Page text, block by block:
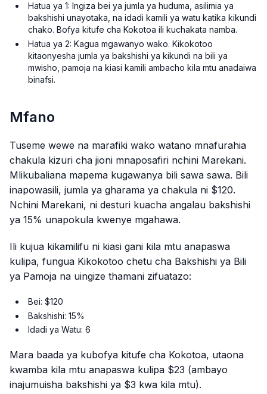
Hatua ya 1: Ingiza bei ya jumla ya huduma, asilimia ya
bakshishi unayotaka, na idadi kamili ya watu katika kikundi
chako. Bofya kitufe cha Kokotoa ili kuchakata namba.
Hatua ya 2: Kagua mgawanyo wako. Kikokotoo
kitaonyesha jumla ya bakshishi ya kikundi na bili ya
mwisho, pamoja na kiasi kamili ambacho kila mtu anadaiwa
binafsi.
Mfano
Tuseme wewe na marafiki wako watano mnafurahia
chakula kizuri cha jioni mnaposafiri nchini Marekani.
Mlikubaliana mapema kugawanya bili sawa sawa. Bili
inapowasili, jumla ya gharama ya chakula ni $120.
Nchini Marekani, ni desturi kuacha angalau bakshishi
ya 15% unapokula kwenye mgahawa.
Ili kujua kikamilifu ni kiasi gani kila mtu anapaswa
kulipa, fungua Kikokotoo chetu cha Bakshishi ya Bili
ya Pamoja na uingize thamani zifuatazo:
Bei: $120
Bakshishi: 15%
Idadi ya Watu: 6
Mara baada ya kubofya kitufe cha Kokotoa, utaona
kwamba kila mtu anapaswa kulipa $23 (ambayo
inajumuisha bakshishi ya $3 kwa kila mtu).